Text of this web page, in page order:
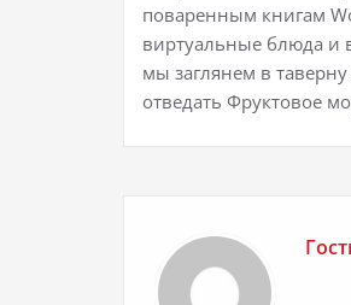
поваренным книгам
виртуальные блюда и
мы заглянем в
отведать Фруктовое